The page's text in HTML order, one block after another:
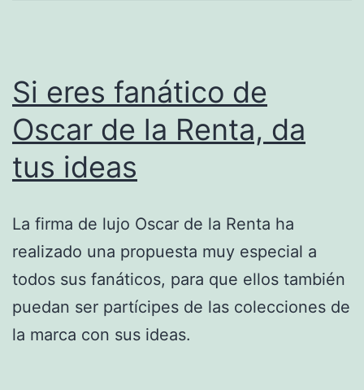
Si eres fanático de
Oscar de la Renta, da
tus ideas
La firma de lujo Oscar de la Renta ha
realizado una propuesta muy especial a
todos sus fanáticos, para que ellos también
puedan ser partícipes de las colecciones de
la marca con sus ideas.